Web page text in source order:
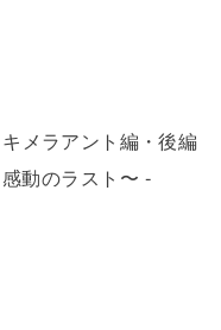
メラアント編・後編
動のラスト〜 -